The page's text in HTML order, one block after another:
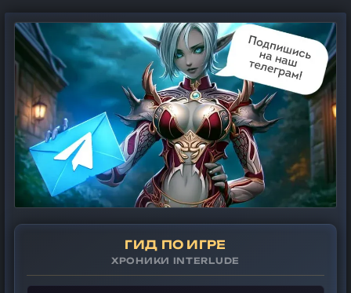
ГИД ПО ИГРЕ
ХРОНИКИ INTERLUDE